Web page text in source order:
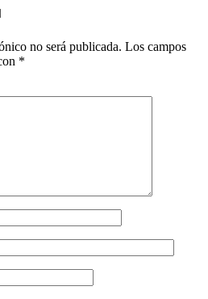
no será publicada. Los campos
*